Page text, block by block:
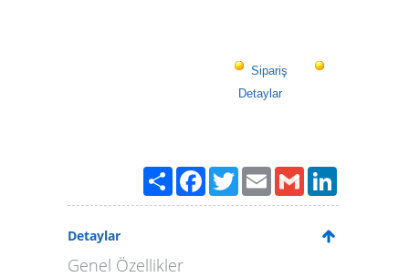
Sipariş
Detaylar
PaylaşFacebook
TwitterEmailGmail
Detaylar
Genel Özellikler